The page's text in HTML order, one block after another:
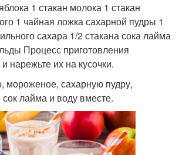
1 стакан молока 1 стакан
1 чайная ложка сахарной пудры 1
сахара 1/2 стакана сока лайма
Процесс приготовления
нарежьте их на кусочки.
мороженое, сахарную пудру,
лайма и воду вместе.